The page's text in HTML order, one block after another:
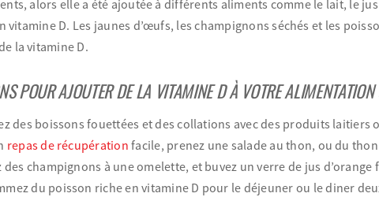
alors elle a été ajoutée à différents aliments comme le lait, le
vitamine D. Les jaunes d’œufs, les champignons séchés et les
la vitamine D.
POUR AJOUTER DE LA VITAMINE D À VOTRE ALIMENTATION
des boissons fouettées et des collations avec des produits laitiers
repas de récupération facile, prenez une salade au thon, ou du
des champignons à une omelette, et buvez un verre de jus
du poisson riche en vitamine D pour le déjeuner ou le diner